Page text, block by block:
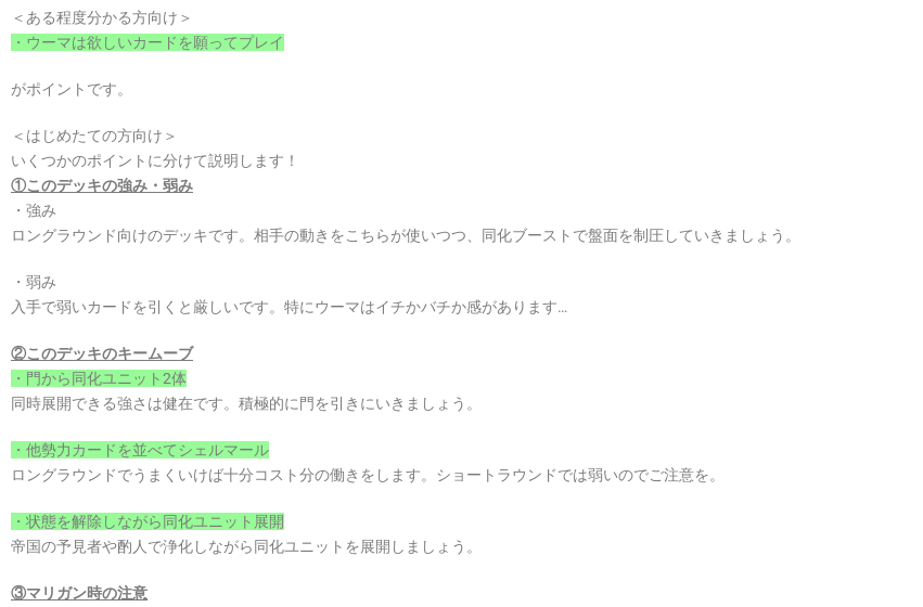
＜ある程度分かる方向け＞
・ウーマは欲しいカードを願ってプレイ
がポイントです。
＜はじめたての方向け＞
いくつかのポイントに分けて説明します！
①このデッキの強み・弱み
・強み
ロングラウンド向けのデッキです。相手の動きをこちらが使いつつ、同化ブーストで盤面を制圧していきましょう。
・弱み
入手で弱いカードを引くと厳しいです。特にウーマはイチかバチか感があります…
②このデッキのキームーブ
・門から同化ユニット2体
同時展開できる強さは健在です。積極的に門を引きにいきましょう。
・他勢力カードを並べてシェルマール
ロングラウンドでうまくいけば十分コスト分の働きをします。ショートラウンドでは弱いのでご注意を。
・状態を解除しながら同化ユニット展開
帝国の予見者や酌人で浄化しながら同化ユニットを展開しましょう。
③マリガン時の注意